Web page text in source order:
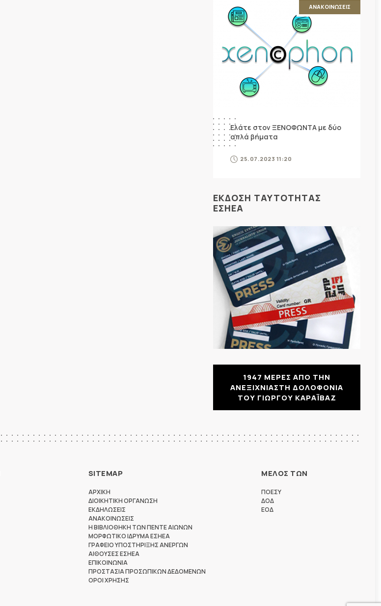
ΑΝΑΚΟΙΝΩΣΕΙΣ
Ελάτε στον ΞΕΝΟΦΩΝΤΑ με δύο
απλά βήματα
25.07.2023 11:20
ΕΚΔΟΣΗ ΤΑΥΤΟΤΗΤΑΣ
ΕΣΗΕΑ
1947 ΜΕΡΕΣ ΑΠΟ ΤΗΝ
ΑΝΕΞΙΧΝΙΑΣΤΗ ΔΟΛΟΦΟΝΙΑ
ΤΟΥ ΓΙΩΡΓΟΥ ΚΑΡΑΪΒΑΖ
SITEMAP
ΑΡΧΙΚΗ
ΔΙΟΙΚΗΤΙΚΗ ΟΡΓΑΝΩΣΗ
ΕΚΔΗΛΩΣΕΙΣ
ΑΝΑΚΟΙΝΩΣΕΙΣ
Η ΒΙΒΛΙΟΘΗΚΗ ΤΩΝ ΠΕΝΤΕ ΑΙΩΝΩΝ
ΜΟΡΦΩΤΙΚΟ ΙΔΡΥΜΑ ΕΣΗΕΑ
ΓΡΑΦΕΙΟ ΥΠΟΣΤΗΡΙΞΗΣ ΑΝΕΡΓΩΝ
ΑΙΘΟΥΣΕΣ ΕΣΗΕΑ
ΕΠΙΚΟΙΝΩΝΙΑ
ΠΡΟΣΤΑΣΙΑ ΠΡΟΣΩΠΙΚΩΝ ΔΕΔΟΜΕΝΩΝ
ΟΡΟΙ ΧΡΗΣΗΣ
ΜΕΛΟΣ ΤΩΝ
ΠΟΕΣΥ
ΔΟΔ
ΕΟΔ